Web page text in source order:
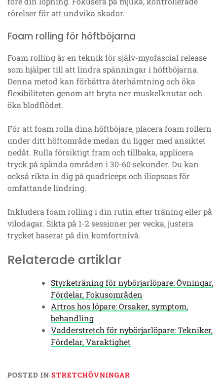
rörelser för att undvika skador.
Foam rolling för höftböjarna
Foam rolling är en teknik för själv-myofascial release
som hjälper till att lindra spänningar i höftböjarna.
Denna metod kan förbättra återhämtning och öka
flexibiliteten genom att bryta ner muskelknutar och
öka blodflödet.
För att foam rolla dina höftböjare, placera foam rollern
under ditt höftområde medan du ligger med ansiktet
nedåt. Rulla försiktigt fram och tillbaka, applicera
tryck på spända områden i 30-60 sekunder. Du kan
också rikta in dig på quadriceps och iliopsoas för
omfattande lindring.
Inkludera foam rolling i din rutin efter träning eller på
vilodagar. Sikta på 1-2 sessioner per vecka, justera
trycket baserat på din komfortnivå.
Relaterade artiklar
Styrketräning för nybörjarlöpare: Övningar,
Fördelar, Fokusområden
Artros hos löpare: Orsaker, symptom,
behandling
Vadderstretch för nybörjarlöpare: Tekniker,
Fördelar, Varaktighet
POSTED IN STRETCHÖVNINGAR